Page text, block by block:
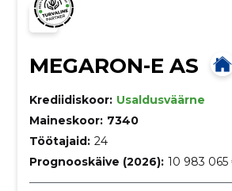
MEGARON-E AS
Krediidiskoor: Usaldusväärne
Maineskoor: 7340
Töötajaid: 24
Prognooskäive (2026): 10 983 065